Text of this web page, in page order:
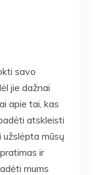
savo
jie dažnai
apie tai, kas
atskleisti
mūsų
ir
mums